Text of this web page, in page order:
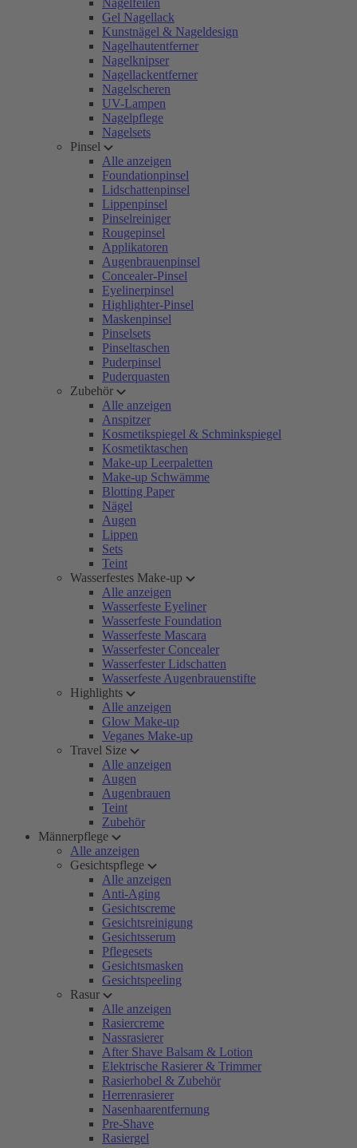
Nagelfeilen
Gel Nagellack
Kunstnägel & Nageldesign
Nagelhautentferner
Nagelknipser
Nagellackentferner
Nagelscheren
UV-Lampen
Nagelpflege
Nagelsets
Pinsel
Alle anzeigen
Foundationpinsel
Lidschattenpinsel
Lippenpinsel
Pinselreiniger
Rougepinsel
Applikatoren
Augenbrauenpinsel
Concealer-Pinsel
Eyelinerpinsel
Highlighter-Pinsel
Maskenpinsel
Pinselsets
Pinseltaschen
Puderpinsel
Puderquasten
Zubehör
Alle anzeigen
Anspitzer
Kosmetikspiegel & Schminkspiegel
Kosmetiktaschen
Make-up Leerpaletten
Make-up Schwämme
Blotting Paper
Nägel
Augen
Lippen
Sets
Teint
Wasserfestes Make-up
Alle anzeigen
Wasserfeste Eyeliner
Wasserfeste Foundation
Wasserfeste Mascara
Wasserfester Concealer
Wasserfester Lidschatten
Wasserfeste Augenbrauenstifte
Highlights
Alle anzeigen
Glow Make-up
Veganes Make-up
Travel Size
Alle anzeigen
Augen
Augenbrauen
Teint
Zubehör
Männerpflege
Alle anzeigen
Gesichtspflege
Alle anzeigen
Anti-Aging
Gesichtscreme
Gesichtsreinigung
Gesichtsserum
Pflegesets
Gesichtsmasken
Gesichtspeeling
Rasur
Alle anzeigen
Rasiercreme
Nassrasierer
After Shave Balsam & Lotion
Elektrische Rasierer & Trimmer
Rasierhobel & Zubehör
Herrenrasierer
Nasenhaarentfernung
Pre-Shave
Rasiergel